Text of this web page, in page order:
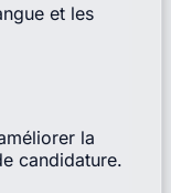
et les
la
candidature.